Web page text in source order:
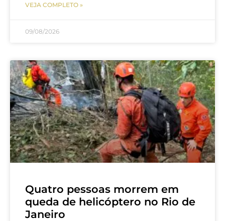
VEJA COMPLETO »
09/08/2026
Quatro pessoas morrem em
queda de helicóptero no Rio de
Janeiro